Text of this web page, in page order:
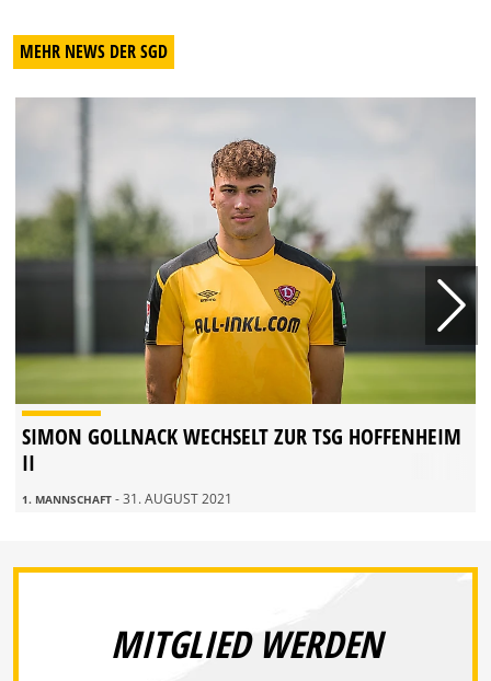
MEHR NEWS DER SGD
SIMON GOLLNACK WECHSELT ZUR TSG HOFFENHEIM
II
1. MANNSCHAFT - 31. AUGUST 2021
MITGLIED WERDEN